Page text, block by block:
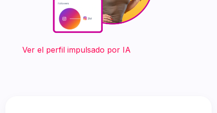
‍ ‍ ‍ ‍ ‍ ‍ ‍ Ver el perfil impulsado por IA